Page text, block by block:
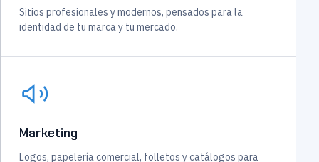
Sitios profesionales y modernos, pensados para la
identidad de tu marca y tu mercado.
Marketing
Logos, papelería comercial, folletos y catálogos para